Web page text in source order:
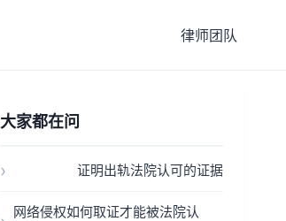
律师团队
大家都在问
证明出轨法院认可的证据
网络侵权如何取证才能被法院认